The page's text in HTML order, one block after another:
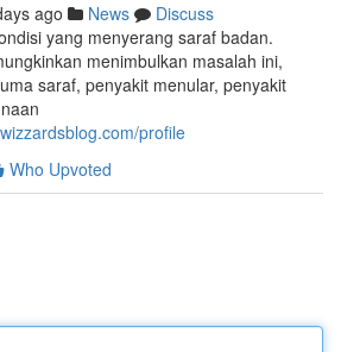
ago News
Discuss
yang menyerang saraf badan.
menimbulkan masalah ini,
saraf, penyakit menular, penyakit
profile
Who Upvoted